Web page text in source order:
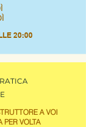
20:00
A VOI
PER VOLTA